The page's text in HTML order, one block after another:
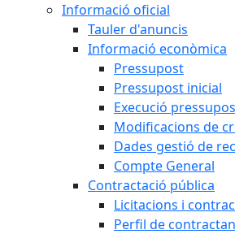
Informació oficial
Tauler d'anuncis
Informació econòmica
Pressupost
Pressupost inicial
Execució
Modificacions de
Dades gestió de
Compte General
Contractació pública
Licitacions i
Perfil de